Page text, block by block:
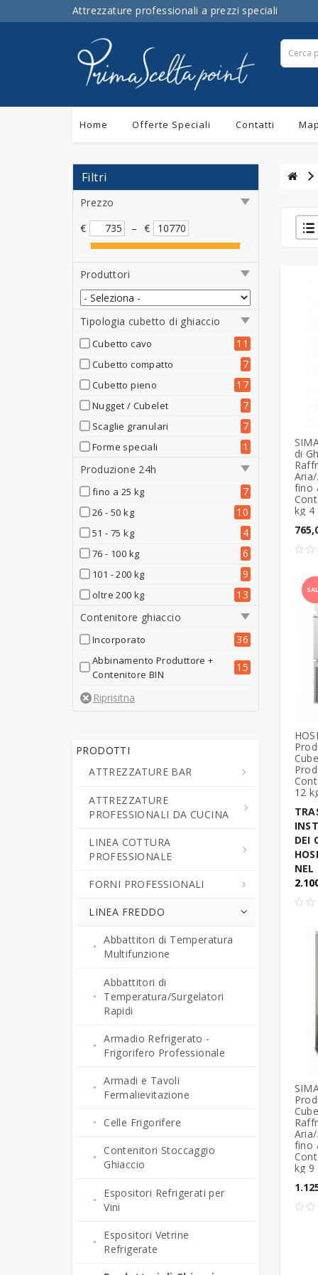
Attrezzature professionali a prezzi speciali
Home Offerte Speciali Contatti
Filtri
Prezzo
€
– €
Produttori
Tipologia cubetto di ghiaccio
Cubetto cavo 11
Cubetto compatto 7
Cubetto pieno 17
Nugget / Cubelet 7
Scaglie granulari 7
Forme speciali
1
Produzione 24h
fino a 25 kg 7
26 - 50 kg 10
51 - 75 kg 4
76 - 100 kg 6
101 - 200 kg 9
oltre 200 kg
13
Contenitore ghiaccio
Incorporato 36
Abbinamento Produttore +
Contenitore BIN
15
PRODOTTI
ATTREZZATURE BAR
Centrifughe ed Estrattori a
Freddo di Succo di Frutta e
Cioccolatiere - Erogatori di
Bevande
Tostiere
Forni Elettrici a Convezione
Friggitrici Snack Bar
Frullatori - Blender - Mixer
Frappè Professionali
Granitori - Macchine per
Piastre e Fry Top in
Produttori di Ghiaccio
Spremiagrumi
ATTREZZATURE
PROFESSIONALI DA CUCINA
Cutter da Cucina
Professionali
Grattugie Professionali
Pelapatate - Puliscicozze
Tagliaverdura -
Tritamozzarella
Tritacarne Professionali
LINEA COTTURA
PROFESSIONALE
Cucine Professionali
Piani Cottura da Banco
Cuocipasta Professionali
Fry-Top Professionali
Brasiere Professionali
Pentole di Cottura
Professionali
FORNI PROFESSIONALI
Forni Combinati
Forni Gastronomia
LINEA FREDDO
Abbattitori di Temperatura
Multifunzione
Abbattitori di
Temperatura/Surgelatori
Rapidi
Armadio Refrigerato -
Frigorifero Professionale
Armadi e Tavoli
Fermalievitazione
Celle Frigorifere
Contenitori Stoccaggio
Ghiaccio
Espositori Refrigerati per
Vini
Espositori Vetrine
Refrigerate
di
fino
kg 4
12
DEI
NEL
fino
kg 9